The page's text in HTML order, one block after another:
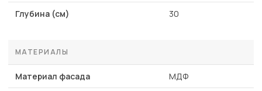
Глубина (см) 30
МАТЕРИАЛЫ
Материал фасада МДФ